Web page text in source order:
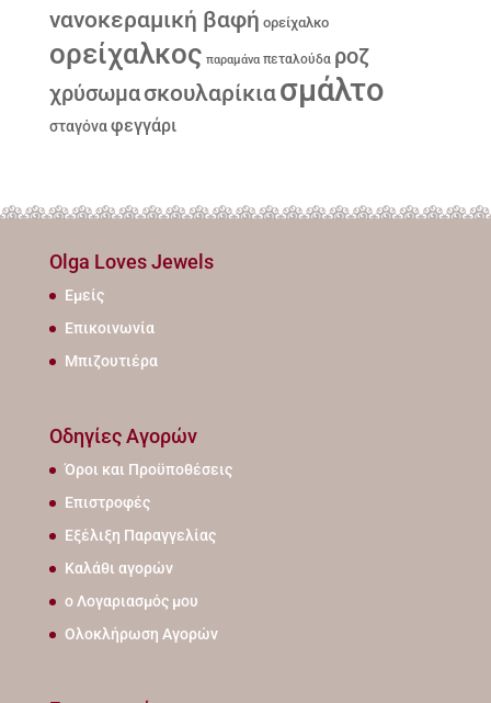
νανοκεραμική βαφή ορείχαλκο
ορείχαλκος παραμάνα πεταλούδα ροζ
χρύσωμασκουλαρίκιασμάλτο
σταγόνα φεγγάρι
Olga Loves Jewels
Εμείς
Επικοινωνία
Μπιζουτιέρα
Οδηγίες Αγορών
Όροι και Προϋποθέσεις
Επιστροφές
Εξέλιξη Παραγγελίας
Καλάθι αγορών
ο Λογαριασμός μου
Ολοκλήρωση Αγορών